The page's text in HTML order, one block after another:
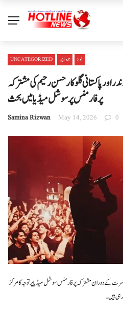
UNCATEGORIZED تازہ ترین شوبز
اور پاکستانی گلوکار حسن رحیم کی مشترکہ
پرفارمنس پر سوشل میڈیا میں بحث
Samina Rizwan May 14, 2026 0
کے دوران مشترکہ پرفارمنس سوشل میڈیا پر توجہ کا مرکز
ہیں۔